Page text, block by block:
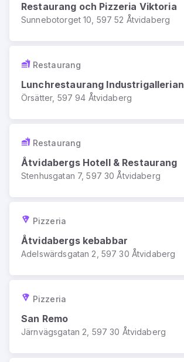
Restaurang och Pizzeria Viktoria
Sunnebotorget 10, 597 52 Åtvidaberg
Restaurang
Lunchrestaurang Industrigallerian
Örsätter, 597 94 Åtvidaberg
Restaurang
Åtvidabergs Hotell & Restaurang
Stenhusgatan 7, 597 30 Åtvidaberg
Pizzeria
Åtvidabergs kebabbar
Adelswärdsgatan 2, 597 30 Åtvidaberg
Pizzeria
San Remo
Järnvägsgatan 2, 597 30 Åtvidaberg